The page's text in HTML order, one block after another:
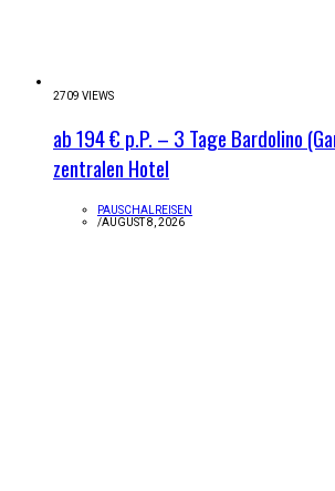
2709 VIEWS
ab 194 € p.P. – 3 Tage Bardolino
zentralen Hotel
PAUSCHALREISEN
/AUGUST 8, 2026